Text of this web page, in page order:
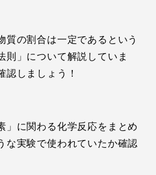
質の割合は一定であるという
則」について解説していま
認しましょう！
」に関わる化学反応をまとめ
な実験で使われていたか確認